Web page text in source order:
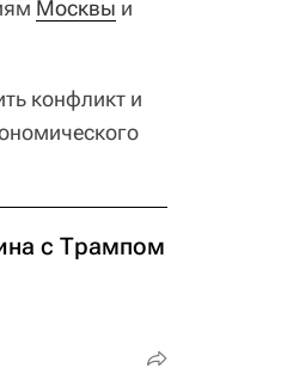
Москвы и
конфликт и
с Трампом